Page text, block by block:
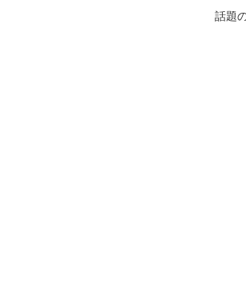
話題